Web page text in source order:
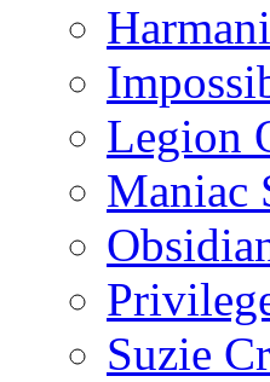
Legion
Maniac
Suzie